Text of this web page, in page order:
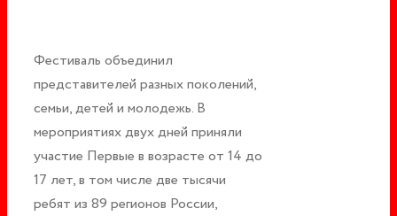
Фестиваль объединил
представителей разных поколений,
семьи, детей и молодежь. В
мероприятиях двух дней приняли
участие Первые в возрасте от 14 до
17 лет, в том числе две тысячи
ребят из 89 регионов России,